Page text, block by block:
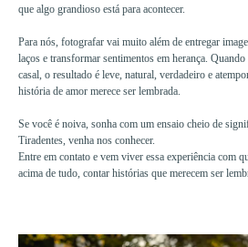
que algo grandioso está para acontecer.
Para nós, fotografar vai muito além de entregar
laços e transformar sentimentos em herança.
casal, o resultado é leve, natural, verdadeiro e
história de amor merece ser lembrada.
Se você é noiva, sonha com um ensaio cheio de
Tiradentes, venha nos conhecer.
Entre em contato e vem viver essa experiência com
acima de tudo, contar histórias que merecem ser